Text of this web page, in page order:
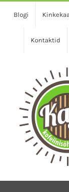
Blogi
Kontaktid